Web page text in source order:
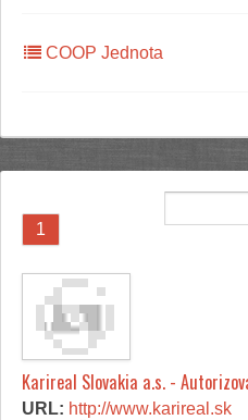
COOP Jednota
1
Karireal Slovakia a.s. -
URL: http://www.karireal.sk